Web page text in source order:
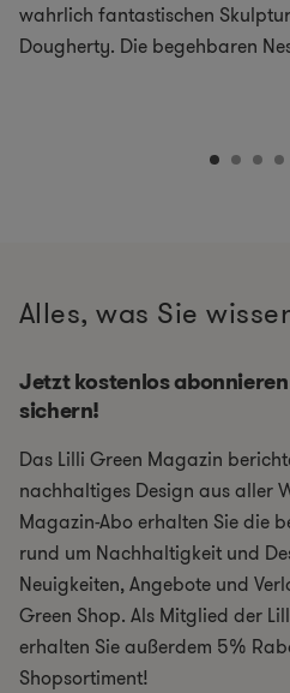
wahrlich fantastischen
Dougherty. Die begehbaren
Alles, was Sie
Jetzt kostenlos
sichern!
Das Lilli Green Magazin
nachhaltiges Design aus aller
Magazin-Abo erhalten Sie die
rund um Nachhaltigkeit und
Neuigkeiten, Angebote und
Green Shop. Als Mitglied der
erhalten Sie außerdem 5%
Shopsortiment!